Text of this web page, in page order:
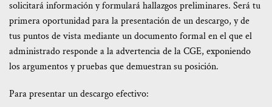
solicitará información y formulará hallazgos preliminares. Será tu
primera oportunidad para la presentación de un descargo, y de
tus puntos de vista mediante un documento formal en el que el
administrado responde a la advertencia de la CGE, exponiendo
los argumentos y pruebas que demuestran su posición.
Para presentar un descargo efectivo: